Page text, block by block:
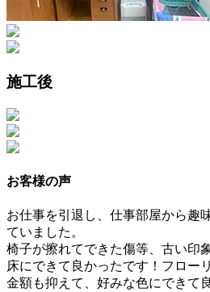
施工後
お客様の声
お仕事を引退し、仕事部屋から趣
ていました。
椅子が擦れてできた傷等、古い印
床にできて良かったです！フロー
金額も抑えて、好みな色にできて